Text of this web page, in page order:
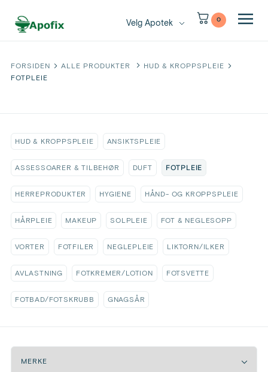
Velg Apotek 0
FORSIDEN ALLE PRODUKTER
HUD & KROPPSPLEIE
FOTPLEIE
HUD & KROPPSPLEIE ANSIKTSPLEIE
ASSESSOARER & TILBEHØR DUFT FOTPLEIE
HERREPRODUKTER HYGIENE HÅND- OG KROPPSPLEIE
HÅRPLEIE MAKEUP SOLPLEIE FOT & NEGLESOPP
VORTER FOTFILER NEGLEPLEIE LIKTORN/ILKER
AVLASTNING FOTKREMER/LOTION FOTSVETTE
FOTBAD/FOTSKRUBB GNAGSÅR